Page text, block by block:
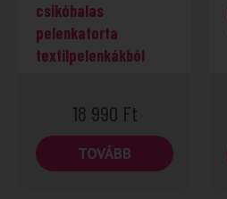
csikóhalas
pelenkatorta
textilpelenkákból
18 990 Ft
TOVÁBB